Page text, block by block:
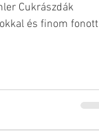
Cukrászdák
és finom fonott